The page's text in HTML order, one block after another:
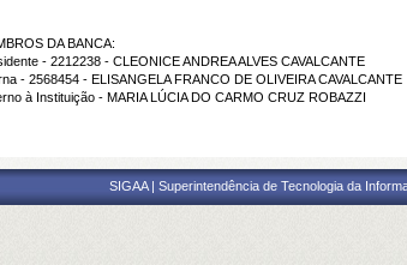
DA BANCA:
- 2212238 - CLEONICE ANDREA ALVES CAVALCANTE
- 2568454 - ELISANGELA FRANCO DE OLIVEIRA CAVALCANTE
à Instituição - MARIA LÚCIA DO CARMO CRUZ ROBAZZI
SIGAA | Superintendência de Tecnologia da